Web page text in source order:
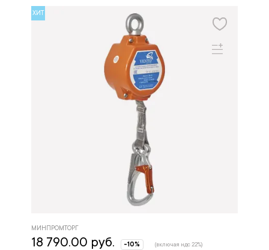
ХИТ
МИНПРОМТОРГ
18 790.00 руб. -10% (включая ндс 22%)